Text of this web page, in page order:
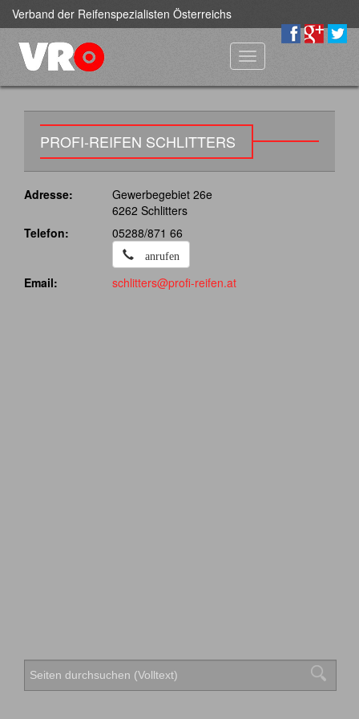
Verband der Reifenspezialisten Österreichs
Toggle
navigation
PROFI-REIFEN SCHLITTERS
Adresse:
Gewerbegebiet 26e
6262 Schlitters
Telefon:
05288/871 66
anrufen
Email: schlitters@profi-reifen.at